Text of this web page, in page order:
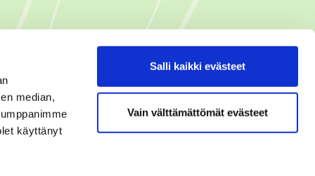
median,
käyttänyt
Salli kaikki evästeet
Vain välttämättömät evästeet